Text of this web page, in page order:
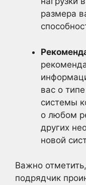
размера
вас о
системы
о любом
других
новой
Важно
подрядчик